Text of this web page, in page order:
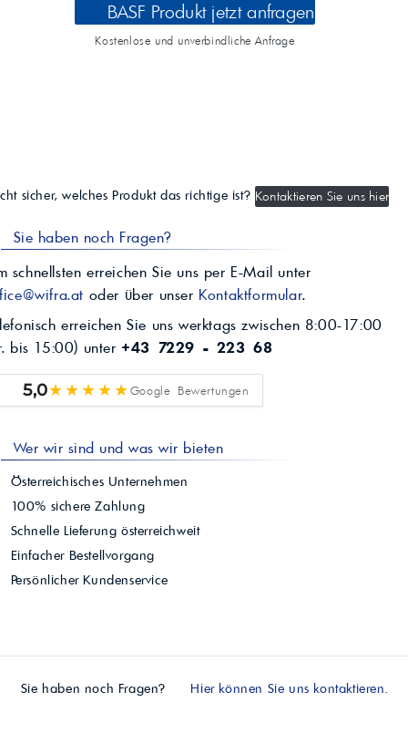
BASF Produkt jetzt anfragen
Kostenlose und unverbindliche Anfrage
sicher, welches Produkt das richtige ist? Kontaktieren Sie uns hier
Sie haben noch Fragen?
schnellsten erreichen Sie uns per E-Mail unter
oder über unser Kontaktformular.
erreichen Sie uns werktags zwischen 8:00-17:00
bis 15:00) unter +43 7229 - 223 68
5,0★★★★★Google Bewertungen
Wer wir sind und was wir bieten
Österreichisches Unternehmen
100% sichere Zahlung
Schnelle Lieferung österreichweit
Einfacher Bestellvorgang
Persönlicher Kundenservice
Sie haben noch Fragen? Hier können Sie uns kontaktieren.